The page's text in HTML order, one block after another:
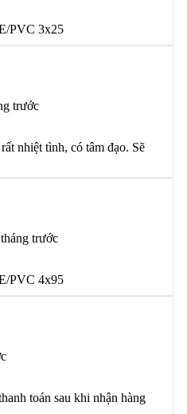
PVC 3x25
trước
nhiệt tình, có tâm đạo. Sẽ
trước
PVC 4x95
toán sau khi nhận hàng